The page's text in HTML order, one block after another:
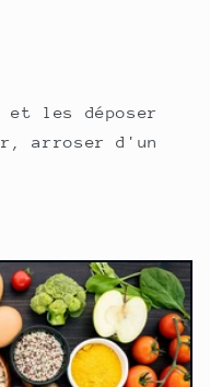
les déposer
arroser d'un